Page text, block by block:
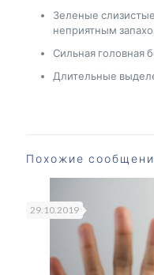
Зеленые
неприятным
Сильная головная
Длительные
Похожие
29.10.2019